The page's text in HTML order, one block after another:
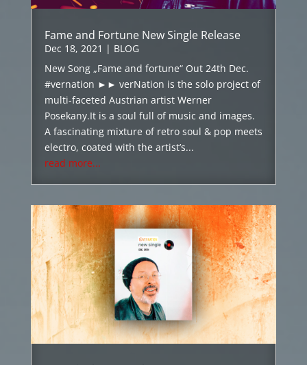
Fame and Fortune New Single Release
Dec 18, 2021 | BLOG
New Song „Fame and fortune“ Out 24th Dec.
#vernation ►► verNation is the solo project of
multi-faceted Austrian artist Werner
Posekany.It is a soul full of music and images.
A fascinating mixture of retro soul & pop meets
electro, coated with the artist’s...
read more...